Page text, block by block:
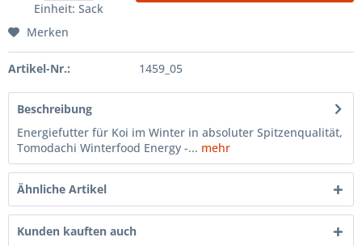
Einheit: Sack
Merken
Artikel-Nr.: 1459_05
Beschreibung
Energiefutter für Koi im Winter in absoluter Spitzenqualität,
Tomodachi Winterfood Energy -... mehr
Ähnliche Artikel
Kunden kauften auch